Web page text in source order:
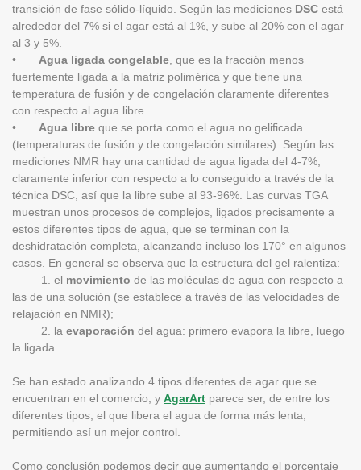
transición de fase sólido-líquido. Según las mediciones DSC está
alrededor del 7% si el agar está al 1%, y sube al 20% con el agar
al 3 y 5%.
• Agua ligada congelable, que es la fracción menos
fuertemente ligada a la matriz polimérica y que tiene una
temperatura de fusión y de congelación claramente diferentes
con respecto al agua libre.
• Agua libre que se porta como el agua no gelificada
(temperaturas de fusión y de congelación similares). Según las
mediciones NMR hay una cantidad de agua ligada del 4-7%,
claramente inferior con respecto a lo conseguido a través de la
técnica DSC, así que la libre sube al 93-96%. Las curvas TGA
muestran unos procesos de complejos, ligados precisamente a
estos diferentes tipos de agua, que se terminan con la
deshidratación completa, alcanzando incluso los 170° en algunos
casos. En general se observa que la estructura del gel ralentiza:
1. el movimiento de las moléculas de agua con respecto a
las de una solución (se establece a través de las velocidades de
relajación en NMR);
2. la evaporación del agua: primero evapora la libre, luego
la ligada.
Se han estado analizando 4 tipos diferentes de agar que se
encuentran en el comercio, y AgarArt parece ser, de entre los
diferentes tipos, el que libera el agua de forma más lenta,
permitiendo así un mejor control.
Como conclusión podemos decir que aumentando el porcentaje